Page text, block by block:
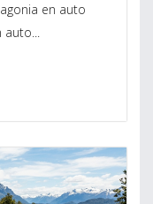
en auto
auto...